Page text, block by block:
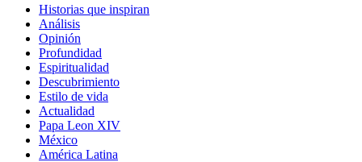
Historias que inspiran
Análisis
Opinión
Profundidad
Espiritualidad
Descubrimiento
Estilo de vida
Actualidad
Papa Leon XIV
México
América Latina